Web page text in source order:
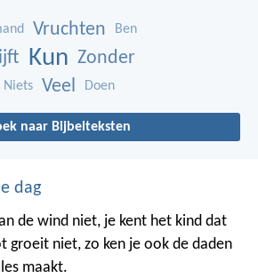
Vruchten Ben
Kun Zonder
Niets Veel Doen
naar Bijbelteksten
dag
de wind niet, je kent het kind dat
groeit niet, zo ken je ook de daden
maakt.